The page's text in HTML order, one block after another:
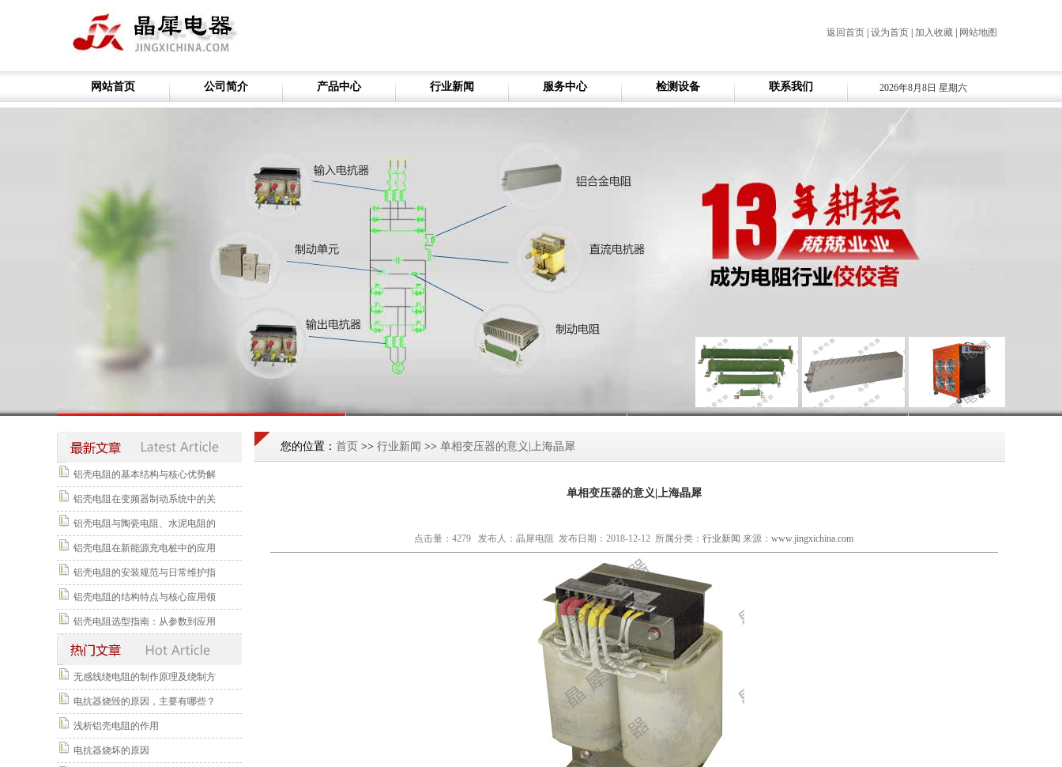
返回首页 设为首页 加入收藏 网站地图
网站首页 公司简介 产品中心 行业新闻 服务中心 检测设备 联系我们 2026年8月8日 星期六
铝壳电阻的基本结构与核心优势解
铝壳电阻在变频器制动系统中的关
铝壳电阻与陶瓷电阻、水泥电阻的
铝壳电阻在新能源充电桩中的应用
铝壳电阻的安装规范与日常维护指
铝壳电阻的结构特点与核心应用领
铝壳电阻选型指南：从参数到应用
无感线绕电阻的制作原理及绕制方
电抗器烧毁的原因，主要有哪些？
浅析铝壳电阻的作用
电抗器烧坏的原因
您的位置： 首页 >> 行业新闻 >> 单相变压器的意义|上海晶犀
单相变压器的意义|上海晶犀
点击量：4279 发布人：晶犀电阻 发布日期：2018-12-12 所属分类： 行业新闻 来源： www.jingxichina.com